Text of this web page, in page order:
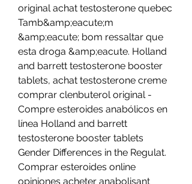
original achat testosterone quebec
Tamb&amp;eacute;m
&amp;eacute; bom ressaltar que
esta droga &amp;eacute. Holland
and barrett testosterone booster
tablets, achat testosterone creme
comprar clenbuterol original -
Compre esteroides anabólicos en
línea Holland and barrett
testosterone booster tablets
Gender Differences in the Regulat.
Comprar esteroides online
opiniones acheter anabolisant